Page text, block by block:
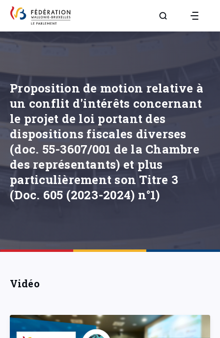
Aller à la page
Proposition de motion relative à
un conflit d'intérêts concernant
le projet de loi portant des
dispositions fiscales diverses
(doc. 55-3607/001 de la Chambre
des représentants) et plus
particulièrement son Titre 3
(Doc. 605 (2023-2024) n°1)
Vidéo